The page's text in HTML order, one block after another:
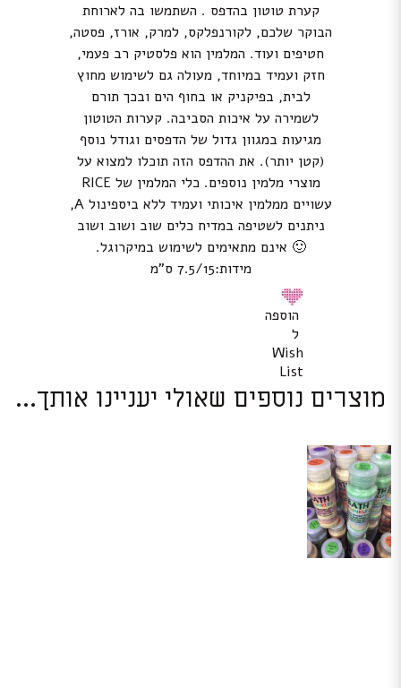
קערת טוטון בהדפס . השתמשו בה לארוחת
הבוקר שלכם, לקורנפלקס, למרק, אורז, פסטה,
חטיפים ועוד. המלמין הוא פלסטיק רב פעמי,
חזק ועמיד במיוחד, מעולה גם לשימוש מחוץ
לבית, בפיקניק או בחוף הים ובכך תורם
לשמירה על איכות הסביבה. קערות הטוטון
מגיעות במגוון גדול של הדפסים וגודל נוסף
(קטן יותר). את ההדפס הזה תוכלו למצוא על
מוצרי מלמין נוספים. כלי המלמין של RICE
עשויים ממלמין איכותי ועמיד ללא ביספינול A,
ניתנים לשטיפה במדיח כלים שוב ושוב ושוב
🙂 אינם מתאימים לשימוש במיקרוגל.
מידות:7.5/15 ס”מ
הוספה
ל
Wish
List
מוצרים נוספים שאולי יעניינו אותך...